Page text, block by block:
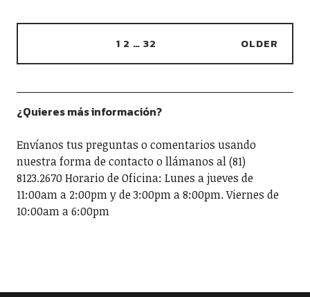
1 2 … 32 OLDER
¿Quieres más información?
Envíanos tus preguntas o comentarios usando
nuestra forma de contacto o llámanos al (81)
8123.2670 Horario de Oficina: Lunes a jueves de
11:00am a 2:00pm y de 3:00pm a 8:00pm. Viernes de
10:00am a 6:00pm